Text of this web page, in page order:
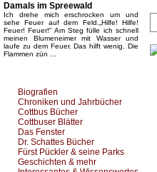
Damals im Spreewald
Ich drehe mich erschrocken um und
sehe Feuer auf dem Feld.„Hilfe! Hilfe!
Feuer! Feuer!“ Am Steg fülle ich schnell
meinen Blumeneimer mit Wasser und
laufe zu dem Feuer. Das hilft wenig. Die
Flammen zün ...
Biografien
Chroniken und Jahrbücher
Cottbus Bücher
Cottbuser Blätter
Das Fenster
Dr. Schattes Bücher
Fürst Pückler & seine Parks
Geschichten & mehr